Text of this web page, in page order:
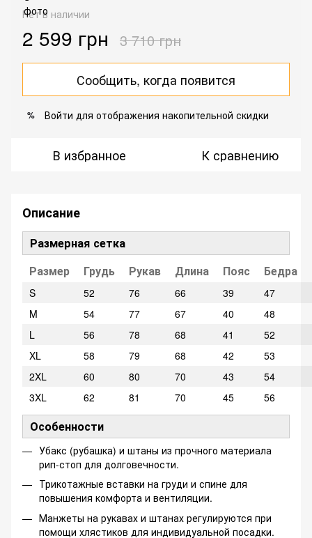
Нет в наличии
2 599 грн 3 710 грн
Сообщить, когда появится
% Войти для отображения накопительной скидки
В избранное К сравнению
Описание
Размерная сетка
Размер
Грудь Рукав Длина Пояс Бедра
S 52 76 66 39 47
M
54 77 67 40 48
L
56 78 68 41 52
XL
58 79 68 42 53
2XL
60 80 70 43 54
3XL
62 81 70 45 56
Особенности
Убакс (рубашка) и штаны из прочного материала
рип-стоп для долговечности.
Трикотажные вставки на груди и спине для
повышения комфорта и вентиляции.
Манжеты на рукавах и штанах регулируются при
помощи хлястиков для индивидуальной посадки.